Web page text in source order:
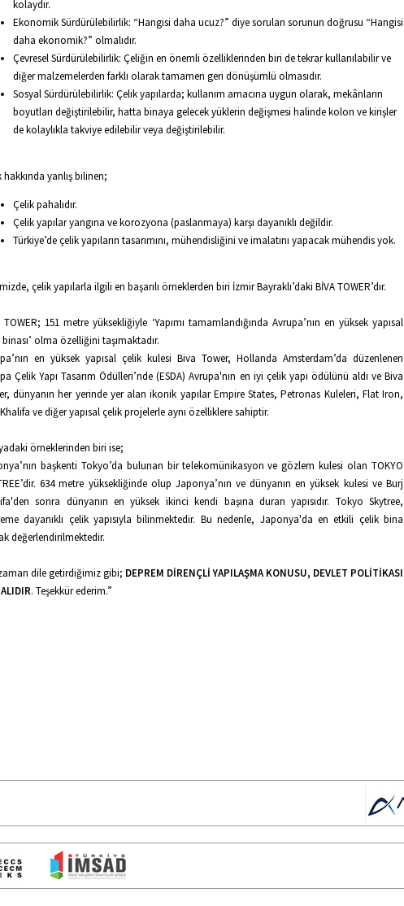
kolaydır.
Ekonomik Sürdürülebilirlik: “Hangisi daha ucuz?” diye sorulan sorunun doğrusu “Hangisi
daha ekonomik?” olmalıdır.
Çevresel Sürdürülebilirlik: Çeliğin en önemli özelliklerinden biri de tekrar kullanılabilir ve
diğer malzemelerden farklı olarak tamamen geri dönüşümlü olmasıdır.
Sosyal Sürdürülebilirlik: Çelik yapılarda; kullanım amacına uygun olarak, mekânların
boyutları değiştirilebilir, hatta binaya gelecek yüklerin değişmesi halinde kolon ve kirişler
de kolaylıkla takviye edilebilir veya değiştirilebilir.
hakkında yanlış bilinen;
Çelik pahalıdır.
Çelik yapılar yangına ve korozyona (paslanmaya) karşı dayanıklı değildir.
Türkiye’de çelik yapıların tasarımını, mühendisliğini ve imalatını yapacak mühendis yok.
çelik yapılarla ilgili en başarılı örneklerden biri İzmir Bayraklı’daki BİVA TOWER’dır.
TOWER; 151 metre yüksekliğiyle ‘Yapımı tamamlandığında Avrupa’nın en yüksek yapısal
olma özelliğini taşımaktadır.
en yüksek yapısal çelik kulesi Biva Tower, Hollanda Amsterdam’da düzenlenen
Çelik Yapı Tasarım Ödülleri’nde (ESDA) Avrupa'nın en iyi çelik yapı ödülünü aldı ve Biva
dünyanın her yerinde yer alan ikonik yapılar Empire States, Petronas Kuleleri, Flat Iron,
ve diğer yapısal çelik projelerle aynı özelliklere sahiptir.
örneklerinden biri ise;
başkenti Tokyo’da bulunan bir telekomünikasyon ve gözlem kulesi olan TOKYO
634 metre yüksekliğinde olup Japonya’nın ve dünyanın en yüksek kulesi ve Burj
sonra dünyanın en yüksek ikinci kendi başına duran yapısıdır. Tokyo Skytree,
dayanıklı çelik yapısıyla bilinmektedir. Bu nedenle, Japonya'da en etkili çelik bina
değerlendirilmektedir.
dile getirdiğimiz gibi; DEPREM DİRENÇLİ YAPILAŞMA KONUSU, DEVLET POLİTİKASI
. Teşekkür ederim.”